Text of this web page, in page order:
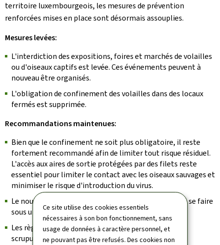
Ce site utilise des cookies essentiels
nécessaires à son bon fonctionnement, sans
usage de données à caractère personnel, et
ne pouvant pas être refusés. Des cookies non
territoire luxembourgeois, les mesures de prévention
renforcées mises en place sont désormais assouplies.
Mesures levées:
L'interdiction des expositions, foires et marchés de volailles
ou d'oiseaux captifs est levée. Ces événements peuvent à
nouveau être organisés.
L'obligation de confinement des volailles dans des locaux
fermés est supprimée.
Recommandations maintenues:
Bien que le confinement ne soit plus obligatoire, il reste
fortement recommandé afin de limiter tout risque résiduel.
L'accès aux aires de sortie protégées par des filets reste
essentiel pour limiter le contact avec les oiseaux sauvages et
minimiser le risque d'introduction du virus.
Le nourrissage et l'abreuvement doivent continuer à se faire
sous un abri ou à l'intérieur du poulailler.
Les règles de biosécurité doivent être respectées
scrupuleusement.